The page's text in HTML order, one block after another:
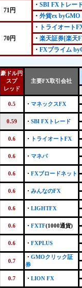
71円
・ SBI FXトレー
・ 外貨ex byGMO
70円
・
トライオート
・ 楽天証券[楽天
・ FXプライム
豪ドル円
スプ
レッド
主要FX取引会社
0.5 ・ マネックスFX
0.59 ・ SBI FXトレード
0.6 ・ トライオートFX
0.6 ・ マネパ
0.6 ・ FXブロードネット
0.6 ・ みんなのFX
0.6 ・ LIGHTFX
0.6 ・ FXTF(1000通貨)
0.6 ・ FXPLUS
0.7
・ GMOクリック証
券
0.7 ・ LION FX